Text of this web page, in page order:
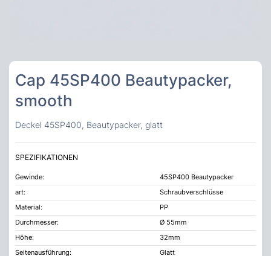
Cap 45SP400 Beautypacker,
smooth
Deckel 45SP400, Beautypacker, glatt
SPEZIFIKATIONEN
Gewinde:
45SP400 Beautypacker
art:
Schraubverschlüsse
Material:
PP
Durchmesser:
Ø 55mm
Höhe:
32mm
Seitenausführung:
Glatt